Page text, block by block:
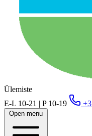
Ülemiste
E-L 10-21 | P 10-19
Open menu